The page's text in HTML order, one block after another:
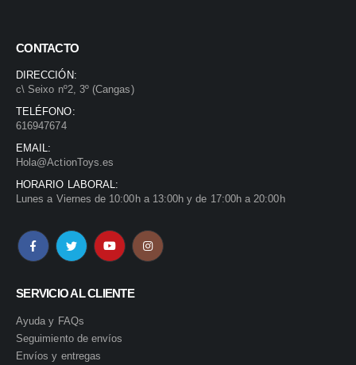
CONTACTO
DIRECCIÓN:
c\ Seixo nº2, 3º (Cangas)
TELÉFONO:
616947674
EMAIL:
Hola@ActionToys.es
HORARIO LABORAL:
Lunes a Viernes de 10:00h a 13:00h y de 17:00h a 20:00h
SERVICIO AL CLIENTE
Ayuda y FAQs
Seguimiento de envíos
Envíos y entregas